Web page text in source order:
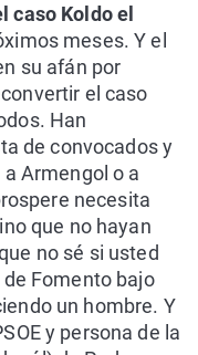
caso Koldo el
meses. Y el
su afán por
el caso
Han
de convocados y
Armengol o a
necesita
que no hayan
no sé si usted
Fomento bajo
un hombre. Y
y persona de la